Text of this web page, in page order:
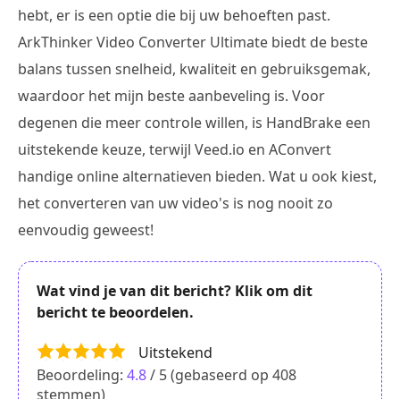
hebt, er is een optie die bij uw behoeften past.
ArkThinker Video Converter Ultimate biedt de beste
balans tussen snelheid, kwaliteit en gebruiksgemak,
waardoor het mijn beste aanbeveling is. Voor
degenen die meer controle willen, is HandBrake een
uitstekende keuze, terwijl Veed.io en AConvert
handige online alternatieven bieden. Wat u ook kiest,
het converteren van uw video's is nog nooit zo
eenvoudig geweest!
Wat vind je van dit bericht? Klik om dit
bericht te beoordelen.
Uitstekend
Beoordeling: 4.8/ 5 (gebaseerd op 408
stemmen)